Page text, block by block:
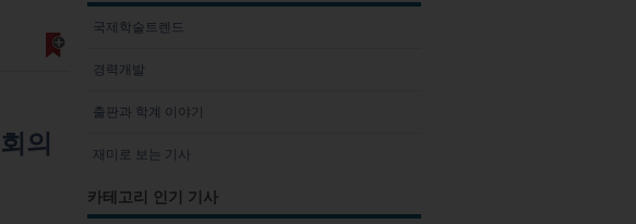
의
국제학술트렌드
경력개발
출판과 학계 이야기
재미로 보는 기사
카테고리 인기 기사